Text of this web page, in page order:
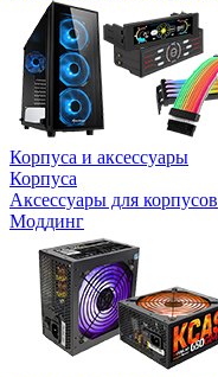
Корпуса и аксессуары
Корпуса
Аксессуары для корпусов
Моддинг